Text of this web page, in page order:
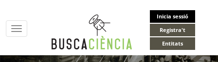
Inicia sessió
Registra't
Entitats
Toggle
navigation